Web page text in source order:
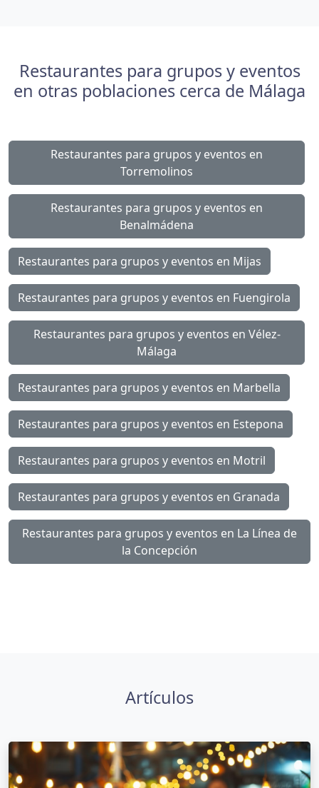
Restaurantes para grupos y eventos
en otras poblaciones cerca de Málaga
Restaurantes para grupos y eventos en
Torremolinos
Restaurantes para grupos y eventos en
Benalmádena
Restaurantes para grupos y eventos en Mijas
Restaurantes para grupos y eventos en Fuengirola
Restaurantes para grupos y eventos en Vélez-
Málaga
Restaurantes para grupos y eventos en Marbella
Restaurantes para grupos y eventos en Estepona
Restaurantes para grupos y eventos en Motril
Restaurantes para grupos y eventos en Granada
Restaurantes para grupos y eventos en La Línea de
la Concepción
Artículos